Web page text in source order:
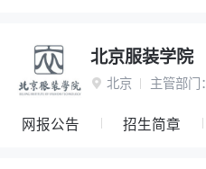
北京服装学院
 北京 主管部门：
网报公告 招生简章